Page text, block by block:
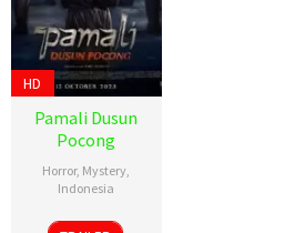
HD
Pamali Dusun
Pocong
Horror, Mystery
Indonesia
12
Bobby